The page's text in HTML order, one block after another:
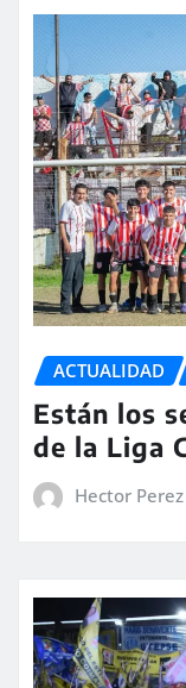
ACTUALIDAD
Están los
de la Liga
Hector Perez